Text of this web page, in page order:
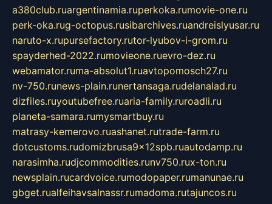
a380club.ruargentinamia.ruperkoka.rumovie-one.ru
perk-oka.rug-octopus.rusibarchives.ruandreislyusar.ru
naruto-x.rupursefactory.rutor-lyubov-i-grom.ru
spayderhed-2022.rumovieone.ruevro-dez.ru
webamator.ruma-absolut1.ruavtopomosch27.ru
nv-750.runews-plain.runertansaga.rudelanalad.ru
dizfiles.ruyoutubefree.ruaria-family.ruroadli.ru
planeta-samara.rumysmartbuy.ru
matrasy-kemerovo.ruashanet.rutrade-farm.ru
dotcustoms.rudomizbrusa9x12spb.ruautodamp.ru
narasimha.rudjcommodities.runv750.rux-ton.ru
newsplain.rucardvoice.rumodopaper.rumanunae.ru
gbget.rualfeihavsalnassr.rumadoma.rutajuncos.ru